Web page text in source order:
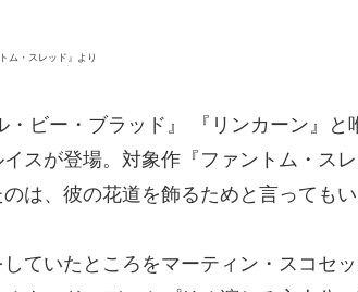
ム・スレッド』より
ビー・ブラッド』 『リンカーン』と
スが登場。対象作『ファントム・スレ
は、彼の花道を飾るためと言ってもい
ていたところをマーティン・スコセ